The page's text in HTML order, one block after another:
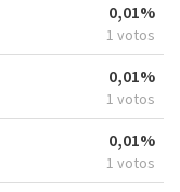
0,01%
1 votos
0,01%
1 votos
0,01%
1 votos